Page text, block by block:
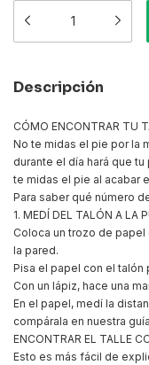
Descripción
CÓMO ENCONTRAR TU
No te midas el pie por la
durante el día hará que
te midas el pie al acabar
Para saber qué número
1. MEDÍ DEL TALÓN A LA
Coloca un trozo de
la pared.
Pisa el papel con el talón
Con un lápiz, hace una
En el papel, medí la
compárala en nuestra
ENCONTRAR EL TALLE
Esto es más fácil de